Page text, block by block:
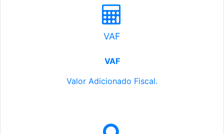
VAF
VAF
Valor Adicionado Fiscal.